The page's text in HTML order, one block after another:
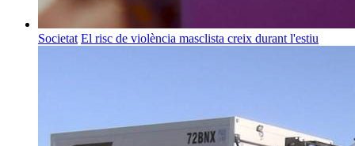
Societat El risc de violència masclista creix durant l'estiu